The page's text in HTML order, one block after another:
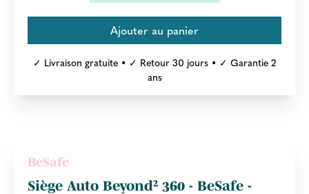
✓ Livraison gratuite • ✓ Retour 30 jours • ✓ Garantie 2
ans
BeSafe
Siège Auto Beyond² 360 - BeSafe -